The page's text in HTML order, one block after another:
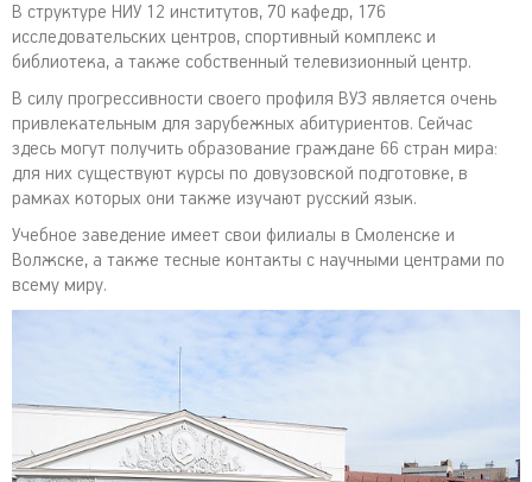
В структуре НИУ 12 институтов, 70 кафедр, 176
исследовательских центров, спортивный комплекс и
библиотека, а также собственный телевизионный центр.
В силу прогрессивности своего профиля ВУЗ является очень
привлекательным для зарубежных абитуриентов. Сейчас
здесь могут получить образование граждане 66 стран мира:
для них существуют курсы по довузовской подготовке, в
рамках которых они также изучают русский язык.
Учебное заведение имеет свои филиалы в Смоленске и
Волжске, а также тесные контакты с научными центрами по
всему миру.